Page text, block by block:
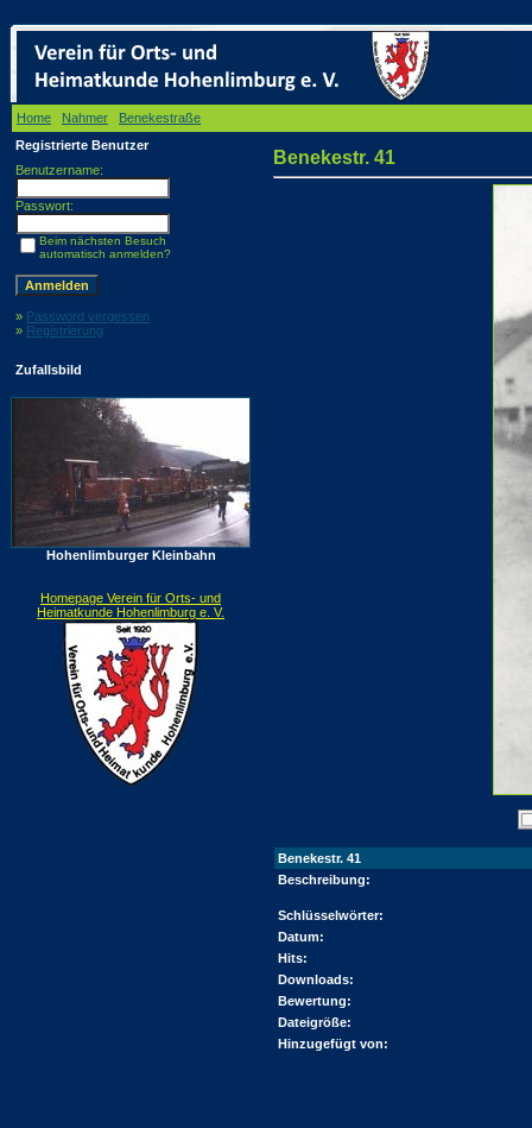
Home Nahmer Benekestraße
Registrierte Benutzer
Benutzername:
Passwort:
Beim nächsten Besuch
automatisch anmelden?
» Password vergessen
» Registrierung
Zufallsbild
Hohenlimburger Kleinbahn
Homepage Verein für Orts- und
Heimatkunde Hohenlimburg e. V.
Benekestr. 41
Benekestr. 41
Beschreibung:
Schlüsselwörter:
Datum:
Hits:
Downloads:
Bewertung:
Dateigröße:
Hinzugefügt von: